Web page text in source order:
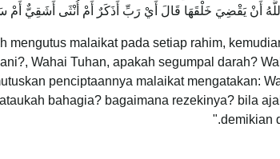
أَنْ يَقْضِيَ خَلْقَهَا قَالَ أَيْ رَبِّ أَذَكَرٌ أَمْ أُنْثَى أَشَقِيٌّ
mengutus malaikat pada setiap rahim,
Wahai Tuhan, apakah segumpal darah?
penciptaannya malaikat mengatakan:
bahagia? bagaimana rezekinya? bila
demikian